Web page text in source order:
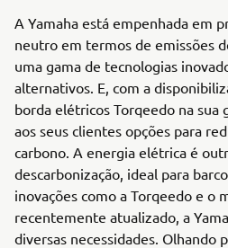
A Yamaha está empenhada em
neutro em termos de emissões
uma gama de tecnologias
alternativos. E, com a
borda elétricos Torqeedo na sua
aos seus clientes opções para
carbono. A energia elétrica é
descarbonização, ideal para
inovações como a Torqeedo e o
recentemente atualizado, a
diversas necessidades. Olhando